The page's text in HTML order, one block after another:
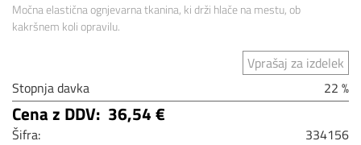
Močna elastična ognjevarna tkanina, ki drži hlače na mestu, ob
kakršnem koli opravilu.
Vprašaj za izdelek
Stopnja davka
22 %
Cena z DDV: 36,54 €
Šifra: 334156